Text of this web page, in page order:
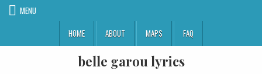
MENU
HOME
ABOUT MAPS FAQ
belle garou lyrics